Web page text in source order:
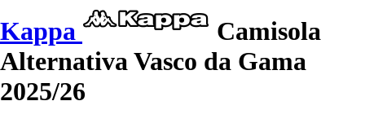
Kappa
Camisola
Alternativa Vasco da Gama
2025/26